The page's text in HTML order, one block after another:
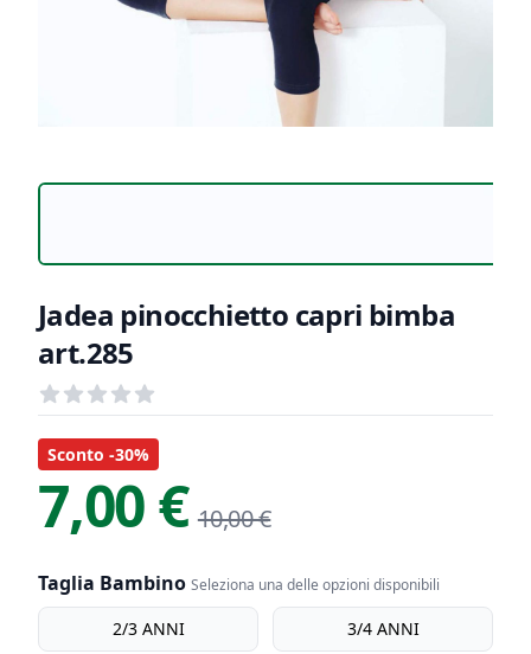
Jadea pinocchietto capri bimba
art.285
Recensioni
out of 5 stars
Informazioni Prodotto
Descrizione riassuntiva
Sconto -30%
7,00 € 10,00 €
Taglia Bambino Seleziona una delle opzioni disponibili
Taglia bambino
2/3 ANNI 3/4 ANNI